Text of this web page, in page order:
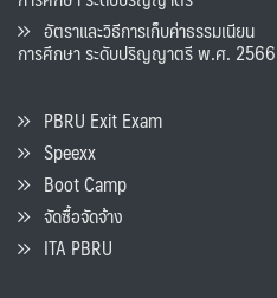
อัตราและวิธีการเก็บค่าธรรมเนียน
การศึกษา ระดับปริญญาตรี พ.ศ. 2566
PBRU Exit Exam
Speexx
Boot Camp
จัดซื้อจัดจ้าง
ITA PBRU